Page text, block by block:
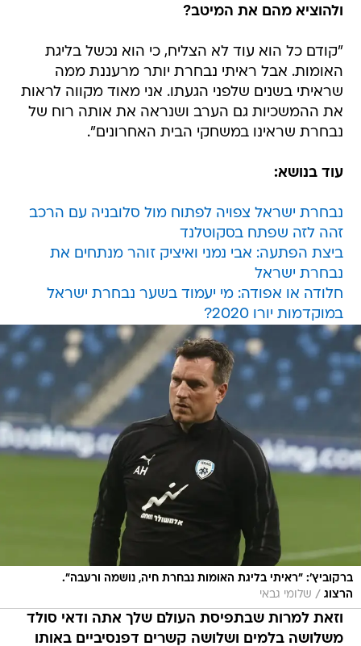
ולהוציא מהם את המיטב?
"קודם כל הוא עוד לא הצליח, כי הוא נכשל בליגת
האומות. אבל ראיתי נבחרת יותר מרעננת ממה
שראיתי בשנים שלפני הגעתו. אני מאוד מקווה לראות
את ההמשכיות גם הערב ושנראה את אותה רוח של
נבחרת שראינו במשחקי הבית האחרונים".
עוד בנושא:
נבחרת ישראל צפויה לפתוח מול סלובניה עם הרכב
זהה לזה שפתח בסקוטלנד
ביצת הפתעה: אבי נמני ואיציק זוהר מנתחים את
נבחרת ישראל
חלודה או אפודה: מי יעמוד בשער נבחרת ישראל
במוקדמות יורו 2020?
ברקוביץ': "ראיתי בליגת האומות נבחרת חיה, נושמה ורעבה".
הרצוג / שלומי גבאי
וזאת למרות שבתפיסת העולם שלך אתה ודאי סולד
משלושה בלמים ושלושה קשרים דפנסיביים באותו